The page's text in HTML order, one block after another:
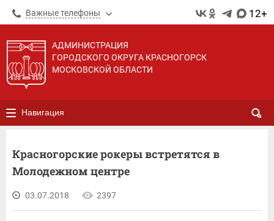
Важные телефоны 12+
АДМИНИСТРАЦИЯ
ГОРОДСКОГО ОКРУГА КРАСНОГОРСК
МОСКОВСКОЙ ОБЛАСТИ
Навигация
Красногорские рокеры встретятся в
Молодежном центре
03.07.2018 2397